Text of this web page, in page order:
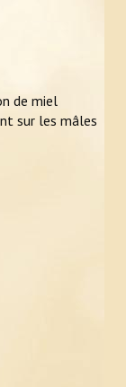
de miel
sur les mâles